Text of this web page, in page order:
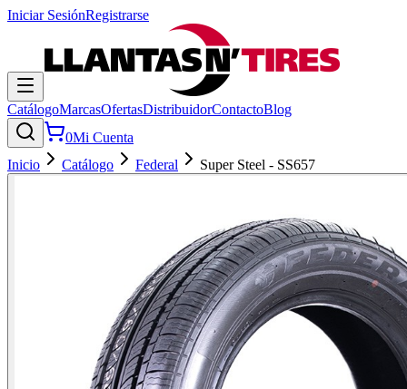
Iniciar SesiónRegistrarse
CatálogoMarcasOfertasDistribuidorContactoBlog
0Mi Cuenta
Inicio
Catálogo Federal Super Steel - SS657